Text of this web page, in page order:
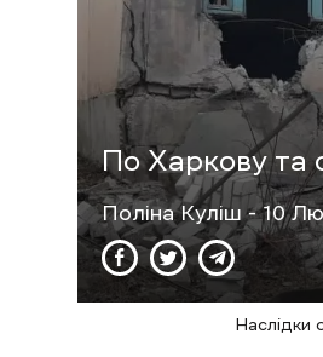
По Харкову та
Поліна Куліш- 10
Наслідки